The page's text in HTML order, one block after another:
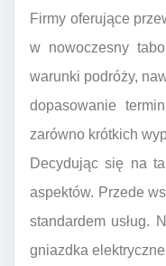
Firmy oferujące
w nowoczesny
warunki podróży,
dopasowanie
zarówno krótkich
Decydując się na
aspektów. Przede
standardem usług.
gniazdka